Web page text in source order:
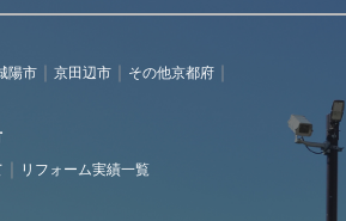
陽市 京田辺市
その他京都府
リフォーム実績一覧